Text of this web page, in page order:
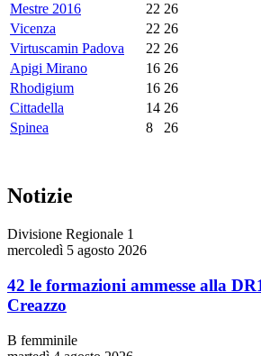
Mestre 2016
22 26
Vicenza
22 26
Virtuscamin Padova
22 26
Apigi Mirano
16 26
Rhodigium
16 26
Cittadella
14 26
Spinea
8 26
Notizie
Divisione Regionale 1
mercoledì 5 agosto 2026
42 le formazioni ammesse alla
Creazzo
B femminile